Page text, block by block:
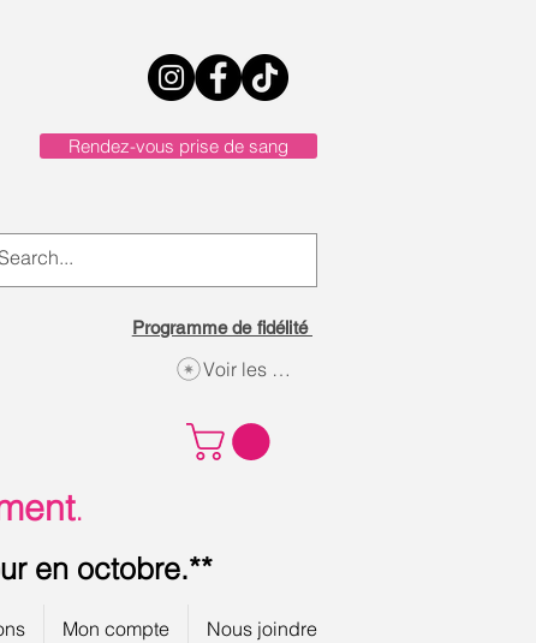
Rendez-vous prise de sang
Programme de fidélité
Voir les points
.
en octobre.**
Mon compte Nous joindre